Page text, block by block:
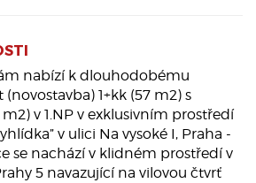
nabízí k dlouhodobému
1+kk (57 m2) s
v 1.NP v exklusivním prostředí
v ulici Na vysoké I, Praha -
se nachází v klidném prostředí v
5 navazující na vilovou čtvrť